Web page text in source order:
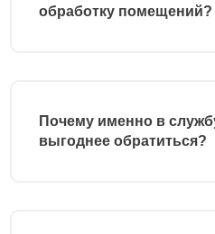
обработку помещений?
Почему именно в
выгоднее обратиться?